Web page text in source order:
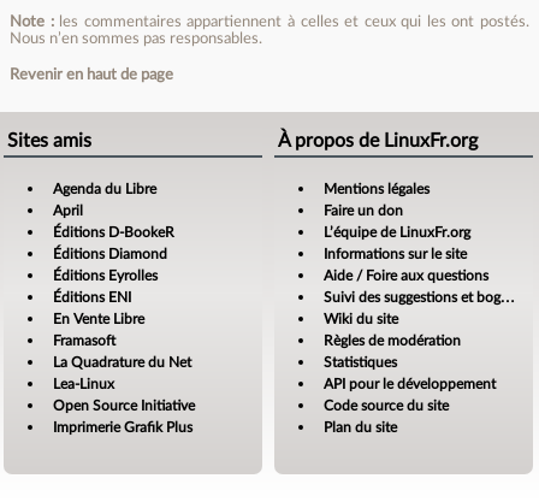
Note :les commentaires appartiennent à celles et ceux qui les ont postés.
Nous n’en sommes pas responsables.
Revenir en haut de page
Sites amis
Agenda du Libre
April
Éditions D-BookeR
Éditions Diamond
Éditions Eyrolles
Éditions ENI
En Vente Libre
Framasoft
La Quadrature du Net
Lea-Linux
Open Source Initiative
Imprimerie Grafik Plus
À propos de LinuxFr.org
Mentions légales
Faire un don
L’équipe de LinuxFr.org
Informations sur le site
Aide / Foire aux questions
Suivi des suggestions et bogues
Wiki du site
Règles de modération
Statistiques
API pour le développement
Code source du site
Plan du site